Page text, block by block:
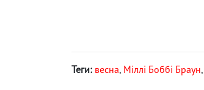
Теги: весна, Міллі Боббі Браун,